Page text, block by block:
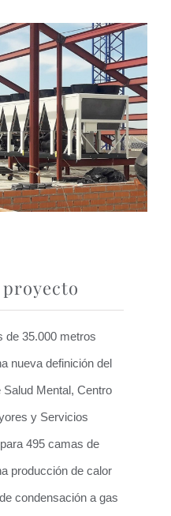
de 35.000 metros
nueva definición del
Mental, Centro
y Servicios
495 camas de
producción de calor
condensación a gas